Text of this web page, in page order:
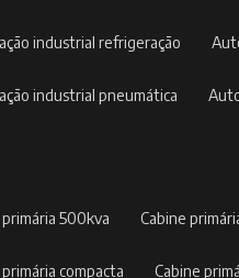
industrial refrigeração
industrial pneumática
primária 500kva cabine
primária compacta cabine